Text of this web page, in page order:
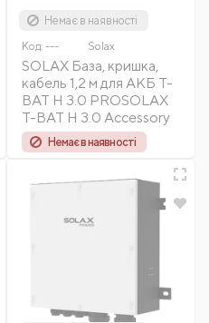
Немає в наявності
Код: --- Solax
SOLAX База, кришка,
кабель 1,2 м для АКБ T-
BAT H 3.0 PROSOLAX
T-BAT H 3.0 Accessory
Немає в наявності